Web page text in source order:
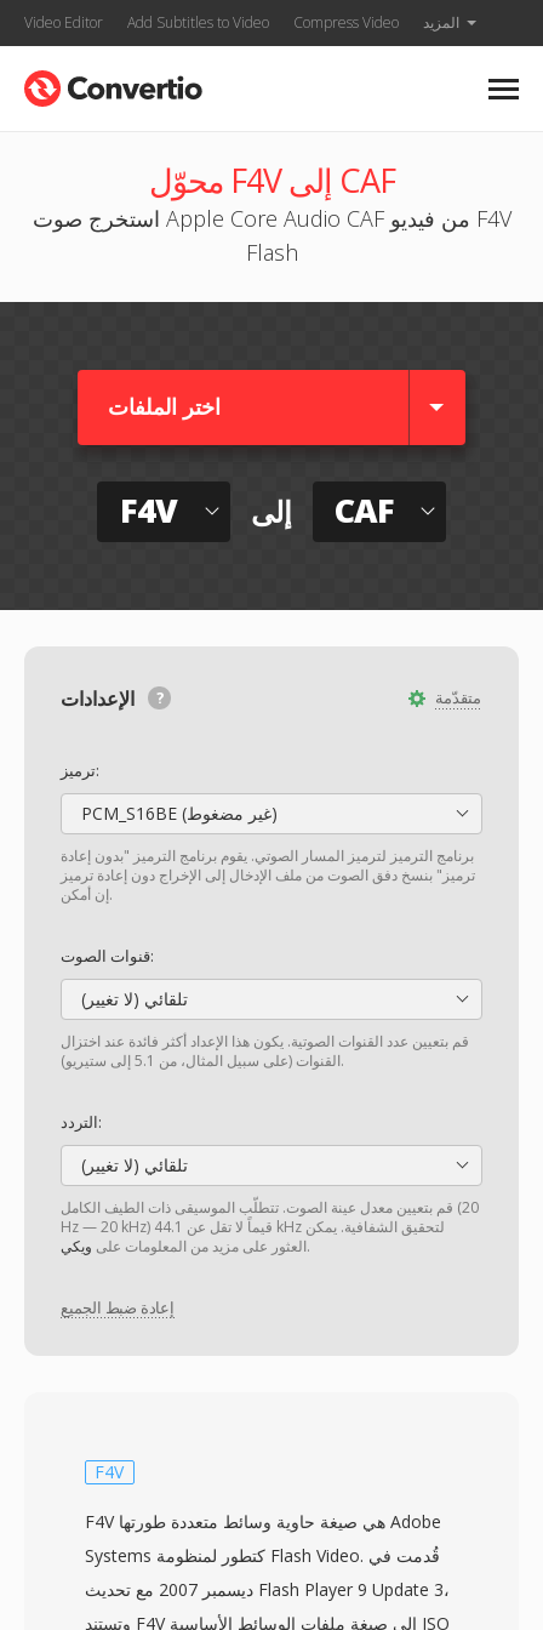
Video Editor Add Subtitles to Video Compress Video المزيد
محوّل F4V إلى CAF
استخرج صوت Apple Core Audio CAF من فيديو F4V
Flash
اختر الملفات
F4V إلى CAF
متقدّمة
ترميز:
PCM_S16BE (غير مضغوط)
برنامج الترميز لترميز المسار الصوتي. يقوم برنامج الترميز "بدون إعادة
ترميز" بنسخ دفق الصوت من ملف الإدخال إلى الإخراج دون إعادة ترميز
إن أمكن.
قنوات الصوت:
تلقائي (لا تغيير)
قم بتعيين عدد القنوات الصوتية. يكون هذا الإعداد أكثر فائدة عند اختزال
القنوات (على سبيل المثال، من 5.1 إلى ستيريو).
التردد:
تلقائي (لا تغيير)
قم بتعيين معدل عينة الصوت. تتطلّب الموسيقى ذات الطيف الكامل (20
Hz — 20 kHz) قيماً لا تقل عن 44.1 kHz لتحقيق الشفافية. يمكن
العثور على مزيد من المعلومات على ويكي .
إعادة ضبط الجميع
F4V
F4V هي صيغة حاوية وسائط متعددة طورتها Adobe
Systems كتطور لمنظومة Flash Video. قُدمت في
ديسمبر 2007 مع تحديث Flash Player 9 Update 3،
وتستند F4V إلى صيغة ملفات الوسائط الأساسية ISO